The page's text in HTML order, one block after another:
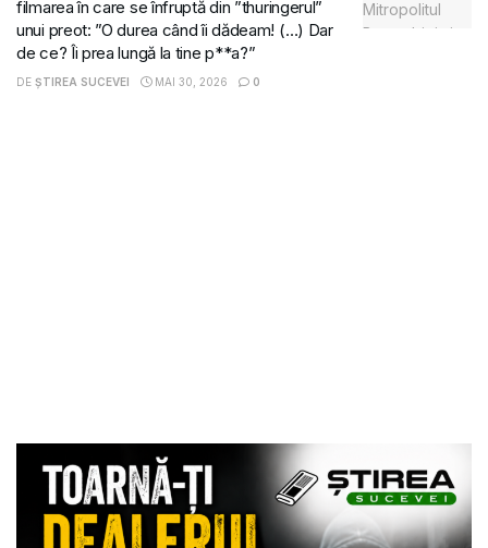
filmarea în care se înfruptă din ”thuringerul”
unui preot: ”O durea când îi dădeam! (…) Dar
de ce? Îi prea lungă la tine p**a?”
DE ȘTIREA SUCEVEI MAI 30, 2026 0